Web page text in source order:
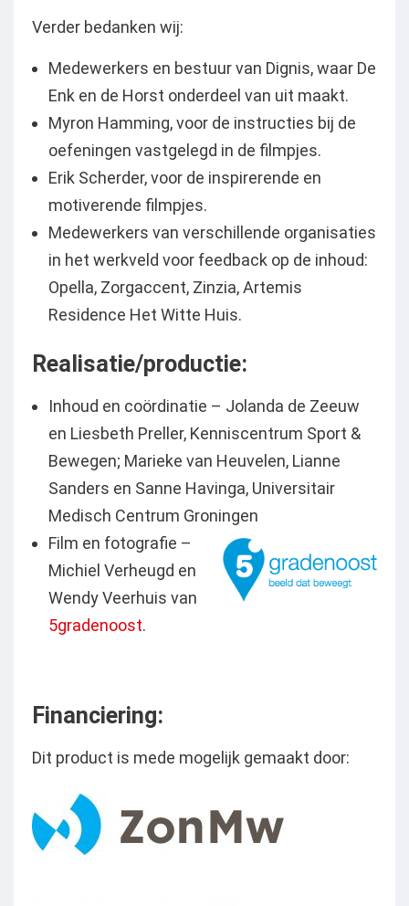
Verder bedanken wij:
Medewerkers en bestuur van Dignis, waar De
Enk en de Horst onderdeel van uit maakt.
Myron Hamming, voor de instructies bij de
oefeningen vastgelegd in de filmpjes.
Erik Scherder, voor de inspirerende en
motiverende filmpjes.
Medewerkers van verschillende organisaties
in het werkveld voor feedback op de inhoud:
Opella, Zorgaccent, Zinzia, Artemis
Residence Het Witte Huis.
Realisatie/productie:
Inhoud en coördinatie – Jolanda de Zeeuw
en Liesbeth Preller, Kenniscentrum Sport &
Bewegen; Marieke van Heuvelen, Lianne
Sanders en Sanne Havinga, Universitair
Medisch Centrum Groningen
Film en fotografie –
Michiel Verheugd en
Wendy Veerhuis van
5gradenoost.
Financiering:
Dit product is mede mogelijk gemaakt door: